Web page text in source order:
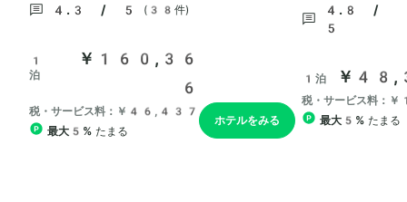
4.3 / 5 (38件)
1
泊
￥160,36
6
税・サービス料：￥46,437
最大5% たまる
ホテルをみる
4.8 /
5
1泊 ￥
税・サービス料
最大5% たまる